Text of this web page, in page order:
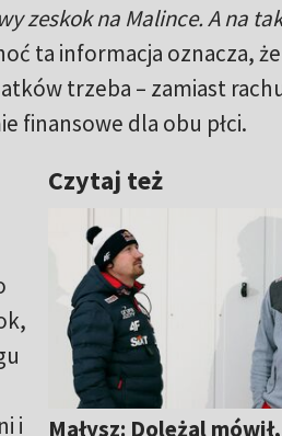
zeskok na Malince. A na
ta informacja oznacza,
trzeba – zamiast
finansowe dla obu płci.
Czytaj też
Małysz: Doleżal
i